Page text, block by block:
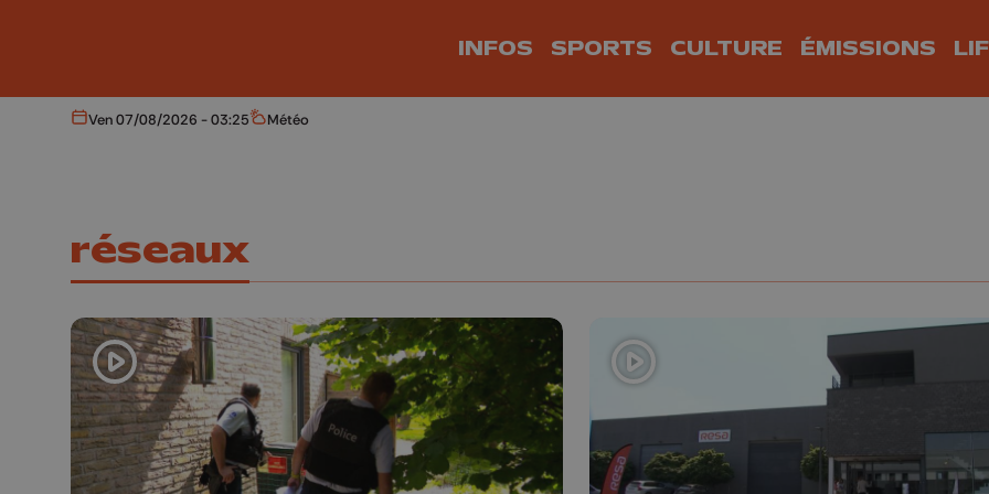
INFOS SPORTS CULTURE ÉMISSIONS
Aujourd'hui
Ven 07/08/2026 - 03:25 Météo
Météo
réseaux